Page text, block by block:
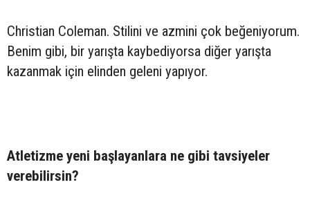
Christian Coleman. Stilini ve azmini çok beğeniyorum.
Benim gibi, bir yarışta kaybediyorsa diğer yarışta
kazanmak için elinden geleni yapıyor.
Atletizme yeni başlayanlara ne gibi tavsiyeler
verebilirsin?